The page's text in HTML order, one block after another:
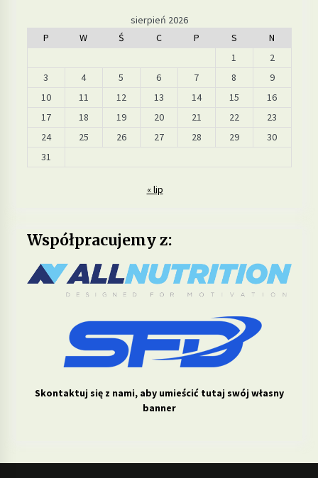
sierpień 2026
P
W Ś C P S
N
1
2
3
4 5 6 7 8
9
10
11 12 13 14 15
16
17
18 19 20 21 22
23
24
25 26 27 28 29
30
31
« lip
Współpracujemy z:
Skontaktuj się z nami, aby umieścić tutaj swój własny
banner